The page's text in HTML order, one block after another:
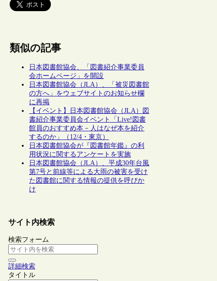
類似の記事
日本図書館協会、「図書紹介事業委員
会ホームページ」を開設
日本図書館協会（JLA）、「被災図書館
の方へ」をウェブサイトのお知らせ欄
に再掲
【イベント】日本図書館協会（JLA）図
書紹介事業委員会イベント「Live!図書
館員のおすすめ本－人はなぜ本を紹介
するのか」（12/4・東京）
日本図書館協会が『図書館年鑑』の利
用状況に関するアンケートを実施
日本図書館協会（JLA）、平成30年台風
第7号と前線等による大雨の被害を受け
た図書館に関する情報の提供を呼びか
け
サイト内検索
検索フォーム
詳細検索
タイトル